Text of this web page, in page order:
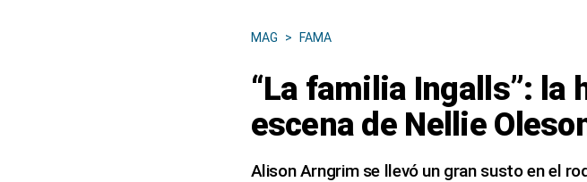
MAG > FAMA
“La familia Ingalls”: la
escena de Nellie
Alison Arngrim se llevó un gran susto en el